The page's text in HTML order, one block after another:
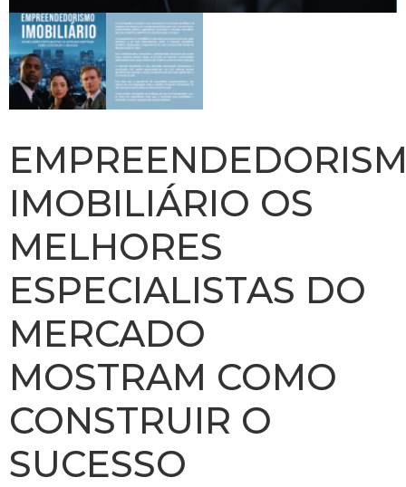
IMOBILIÁRIO OS
MELHORES
ESPECIALISTAS DO
MERCADO
MOSTRAM COMO
CONSTRUIR O
SUCESSO